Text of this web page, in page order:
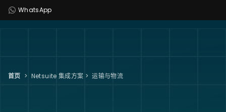
WhatsApp
首页 > Netsuite 集成方案 > 运输与物流